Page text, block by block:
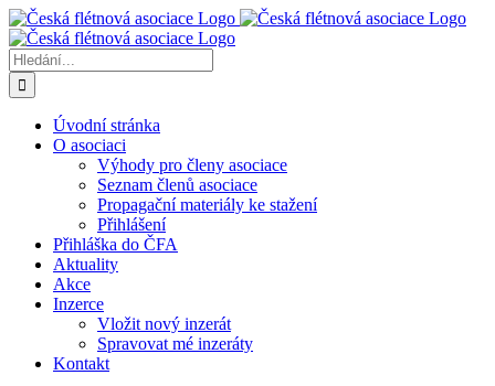
Přeskočit
na
obsah
Hledat:
Úvodní stránka
O asociaci
Výhody pro členy asociace
Seznam členů asociace
Propagační materiály ke stažení
Přihlášení
Přihláška do ČFA
Aktuality
Akce
Inzerce
Vložit nový inzerát
Spravovat mé inzeráty
Kontakt